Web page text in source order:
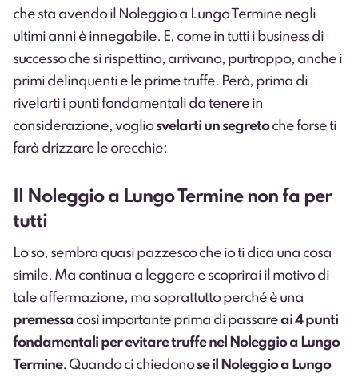
che sta avendo il Noleggio a Lungo Termine negli
ultimi anni è innegabile. E, come in tutti i business di
successo che si rispettino, arrivano, purtroppo, anche i
primi delinquenti e le prime truffe. Però, prima di
rivelarti i punti fondamentali da tenere in
considerazione, vogliosvelarti un segretoche forse ti
farà drizzare le orecchie:
Il Noleggio a Lungo Termine non fa per
tutti
Lo so, sembra quasi pazzesco che io ti dica una cosa
simile. Ma continua a leggere e scoprirai il motivo di
tale affermazione, ma soprattutto perché è una
premessa così importante prima di passareai 4 punti
fondamentali per evitare truffe nel Noleggio a Lungo
Termine. Quando ci chiedonose il Noleggio a Lungo